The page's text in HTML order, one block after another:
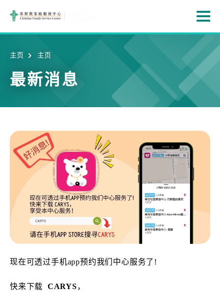
打
主页 主页
最新消息
现在可透过手机app预约我们中心服务了!
快来下载 CARYS，